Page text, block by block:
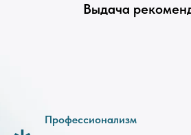
Выдача
Профессионализм